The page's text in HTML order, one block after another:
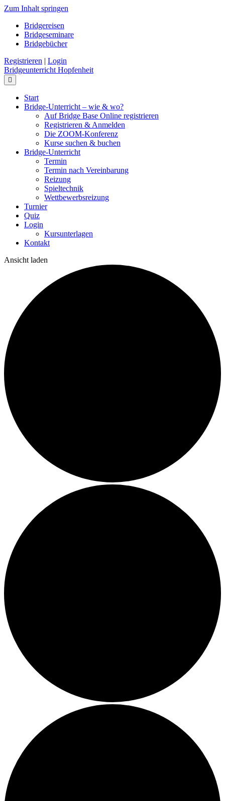
Zum Inhalt springen
Bridgereisen
Bridgeseminare
Bridgebücher
Registrieren | Login
Bridgeunterricht Hopfenheit
Start
Bridge-Unterricht – wie & wo?
Auf Bridge Base Online registrieren
Registrieren & Anmelden
Die ZOOM-Konferenz
Kurse suchen & buchen
Bridge-Unterricht
Termin
Termin nach Vereinbarung
Reizung
Spieltechnik
Wettbewerbsreizung
Turnier
Quiz
Login
Kursunterlagen
Kontakt
Ansicht laden